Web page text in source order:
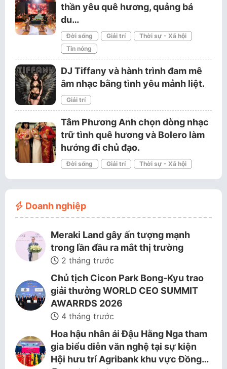
thần yêu quê hương, quảng bá
du…
Đời sống Giải trí
Thời sự - Xã hội
Tin nóng
DJ Tiffany và hành trình đam mê
âm nhạc bằng tình yêu mảnh liệt.
Giải trí
Tâm Phương Anh chọn dòng nhạc
trữ tình quê hương và Bolero làm
hướng đi chủ đạo.
Đời sống Giải trí Thời sự - Xã hội
Doanh nghiệp
Meraki Land gây ấn tượng mạnh
trong lần đầu ra mắt thị trường
2 tháng trước
Chủ tịch Cicon Park Bong-Kyu trao
giải thưởng WORLD CEO SUMMIT
AWARRDS 2026
4 tháng trước
Hoa hậu nhân ái Đậu Hằng Nga tham
gia biểu diễn văn nghệ tại sự kiện
Hội hưu trí Agribank khu vực Đồng…